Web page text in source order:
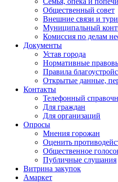
Общественный совет
Внешние связи и
Муниципальный
Комиссия по делам
Документы
Устав города
Нормативные
Правила
Открытые данные,
Контакты
Телефонный
Для граждан
Для организаций
Опросы
Мнения горожан
Оценить
Общественное
Публичные слушания
Витрина закупок
Амаркет